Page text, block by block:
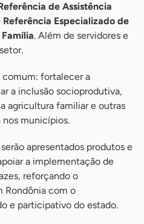
de Assistência
Especializado de
Família. Além de servidores e
fortalecer a
a inclusão socioprodutiva,
agricultura familiar e outras
nos municípios.
apresentados produtos e
a implementação de
reforçando o
Rondônia com o
e participativo do estado.